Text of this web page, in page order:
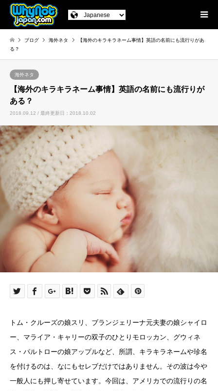
ブログ 海外ネタ
【海外のキラキラネーム事情】英語の名前にも流行りがあ
る？
海外ネタ
【海外のキラキラネーム事情】英語の名前にも流行りが
ある？
2018.09.12 / 最終更新日：2018.10.02
トム・クルーズの娘スリ、ブランジェリーナ元夫妻の娘シャイロ
ー、マライア・キャリーの双子のひとりモロッカン、グウィネ
ス・パルトローの娘アップルなど、所謂、キラキラネームや珍名
を付けるのは、なにもセレブだけではありません。その波は今や
一般人にも押し寄せています。今回は、アメリカでの流行りの名